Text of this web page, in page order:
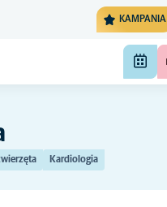
KAMPANIA
Kardiologia